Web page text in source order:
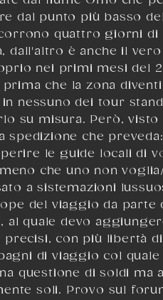
dal punto più basso
quattro giorni di
dall'altro è anche il
nei primi mesi del
che la zona
nessuno dei tour
su misura. Però,
spedizione che
le guide locali di
che uno non
a sistemazioni
del viaggio da parte
al quale devo
con più libertà
di viaggio col
questione di soldi
soli. Provo sul